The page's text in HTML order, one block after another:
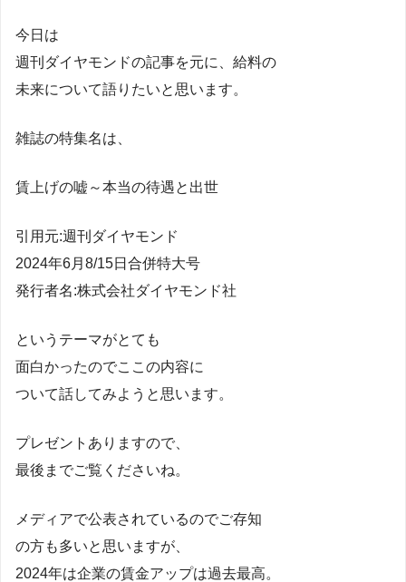
今日は
週刊ダイヤモンドの記事を元に、給料の
未来について語りたいと思います。
雑誌の特集名は、
賃上げの嘘～本当の待遇と出世
引用元:週刊ダイヤモンド
2024年6月8/15日合併特大号
発行者名:株式会社ダイヤモンド社
というテーマがとても
面白かったのでここの内容に
ついて話してみようと思います。
プレゼントありますので、
最後までご覧くださいね。
メディアで公表されているのでご存知
の方も多いと思いますが、
2024年は企業の賃金アップは過去最高。